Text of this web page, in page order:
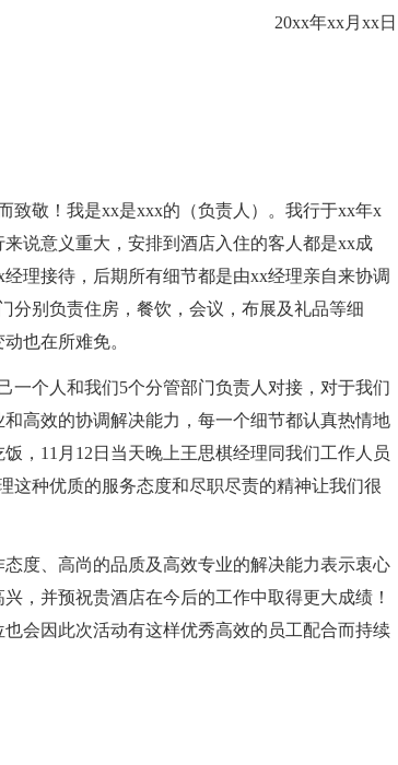
20xx年xx月xx日
致敬！我是xx是xxx的（负责人）。我行于xx年x
说意义重大，安排到酒店入住的客人都是xx成
理接待，后期所有细节都是由xx经理亲自来协调
分别负责住房，餐饮，会议，布展及礼品等细
也在所难免。
一个人和我们5个分管部门负责人对接，对于我们
高效的协调解决能力，每一个细节都认真热情地
，11月12日当天晚上王思棋经理同我们工作人员
这种优质的服务态度和尽职尽责的精神让我们很
度、高尚的品质及高效专业的解决能力表示衷心
，并预祝贵酒店在今后的工作中取得更大成绩！
会因此次活动有这样优秀高效的员工配合而持续